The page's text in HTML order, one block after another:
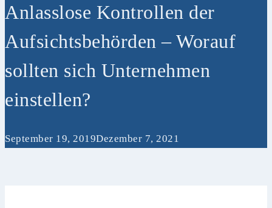
Anlasslose Kontrollen der
Aufsichtsbehörden – Worauf
sollten sich Unternehmen
einstellen?
September 19, 2019Dezember 7, 2021